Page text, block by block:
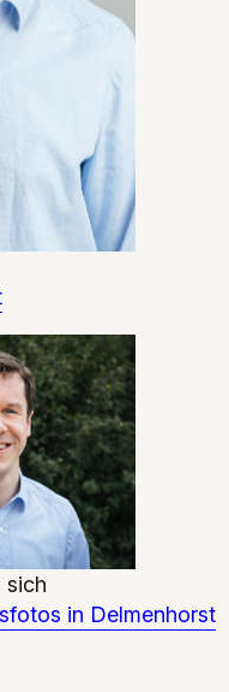
sich
in Delmenhorst